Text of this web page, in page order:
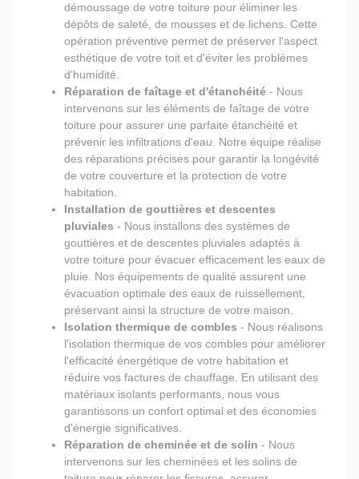
démoussage de votre toiture pour éliminer les
dépôts de saleté, de mousses et de lichens. Cette
opération préventive permet de préserver l'aspect
esthétique de votre toit et d'éviter les problèmes
d'humidité.
Réparation de faîtage et d'étanchéité - Nous
intervenons sur les éléments de faîtage de votre
toiture pour assurer une parfaite étanchéité et
prévenir les infiltrations d'eau. Notre équipe réalise
des réparations précises pour garantir la longévité
de votre couverture et la protection de votre
habitation.
Installation de gouttières et descentes
pluviales - Nous installons des systèmes de
gouttières et de descentes pluviales adaptés à
votre toiture pour évacuer efficacement les eaux de
pluie. Nos équipements de qualité assurent une
évacuation optimale des eaux de ruissellement,
préservant ainsi la structure de votre maison.
Isolation thermique de combles - Nous réalisons
l'isolation thermique de vos combles pour améliorer
l'efficacité énergétique de votre habitation et
réduire vos factures de chauffage. En utilisant des
matériaux isolants performants, nous vous
garantissons un confort optimal et des économies
d'énergie significatives.
Réparation de cheminée et de solin - Nous
intervenons sur les cheminées et les solins de